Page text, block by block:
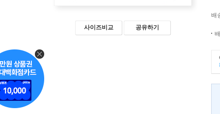
사이즈비교 공유하기
배